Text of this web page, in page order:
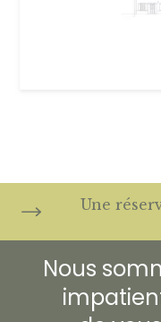
Une
Nous